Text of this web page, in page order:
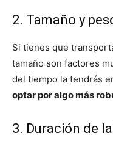
2. Tamaño y
Si tienes que
tamaño son factores
del tiempo la tendrás
optar por algo más
3. Duración de